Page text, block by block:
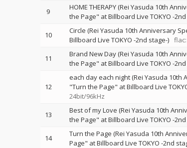
9
HOME THERAPY (Rei Yasuda 10th
the Page" at Billboard Live TOKYO -
10
Circle (Rei Yasuda 10th Anniversary
Billboard Live TOKYO -2nd stage-)
11
Brand New Day (Rei Yasuda 10th
the Page" at Billboard Live TOKYO -
12
each day each night (Rei Yasuda 10th
"Turn the Page" at Billboard Live
24bit/96kHz
13
Best of my Love (Rei Yasuda 10th
the Page" at Billboard Live TOKYO -
14
Turn the Page (Rei Yasuda 10th
Page" at Billboard Live TOKYO -2nd